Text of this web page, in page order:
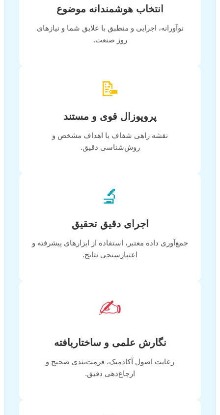
انتخاب هوشمندانه موضوع
نوآورانه، اجرایی و منطبق با علایق شما و نیازهای
روز صنعت.
📝
پروپوزال قوی و مستند
نقشه راهی شفاف با اهداف مشخص و
روش‌شناسی دقیق.
🔬
اجرای دقیق تحقیق
جمع‌آوری داده معتبر، استفاده از ابزارهای پیشرفته و
اعتبارسنجی نتایج.
✍️
نگارش علمی و ساختاریافته
رعایت اصول آکادمیک، فرمت‌بندی صحیح و
ارجاع‌دهی دقیق.